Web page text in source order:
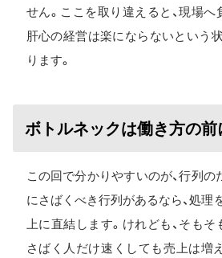
せん。ここを取り違えると、現場へ
肝心の経営は楽にならないという
ります。
ボトルネックは働き方の
この回で分かりやすいのが、行列の
にさばくべき行列があるなら、処理
上に直結します。けれども、そもそ
さばく人だけ速くしても売上は増